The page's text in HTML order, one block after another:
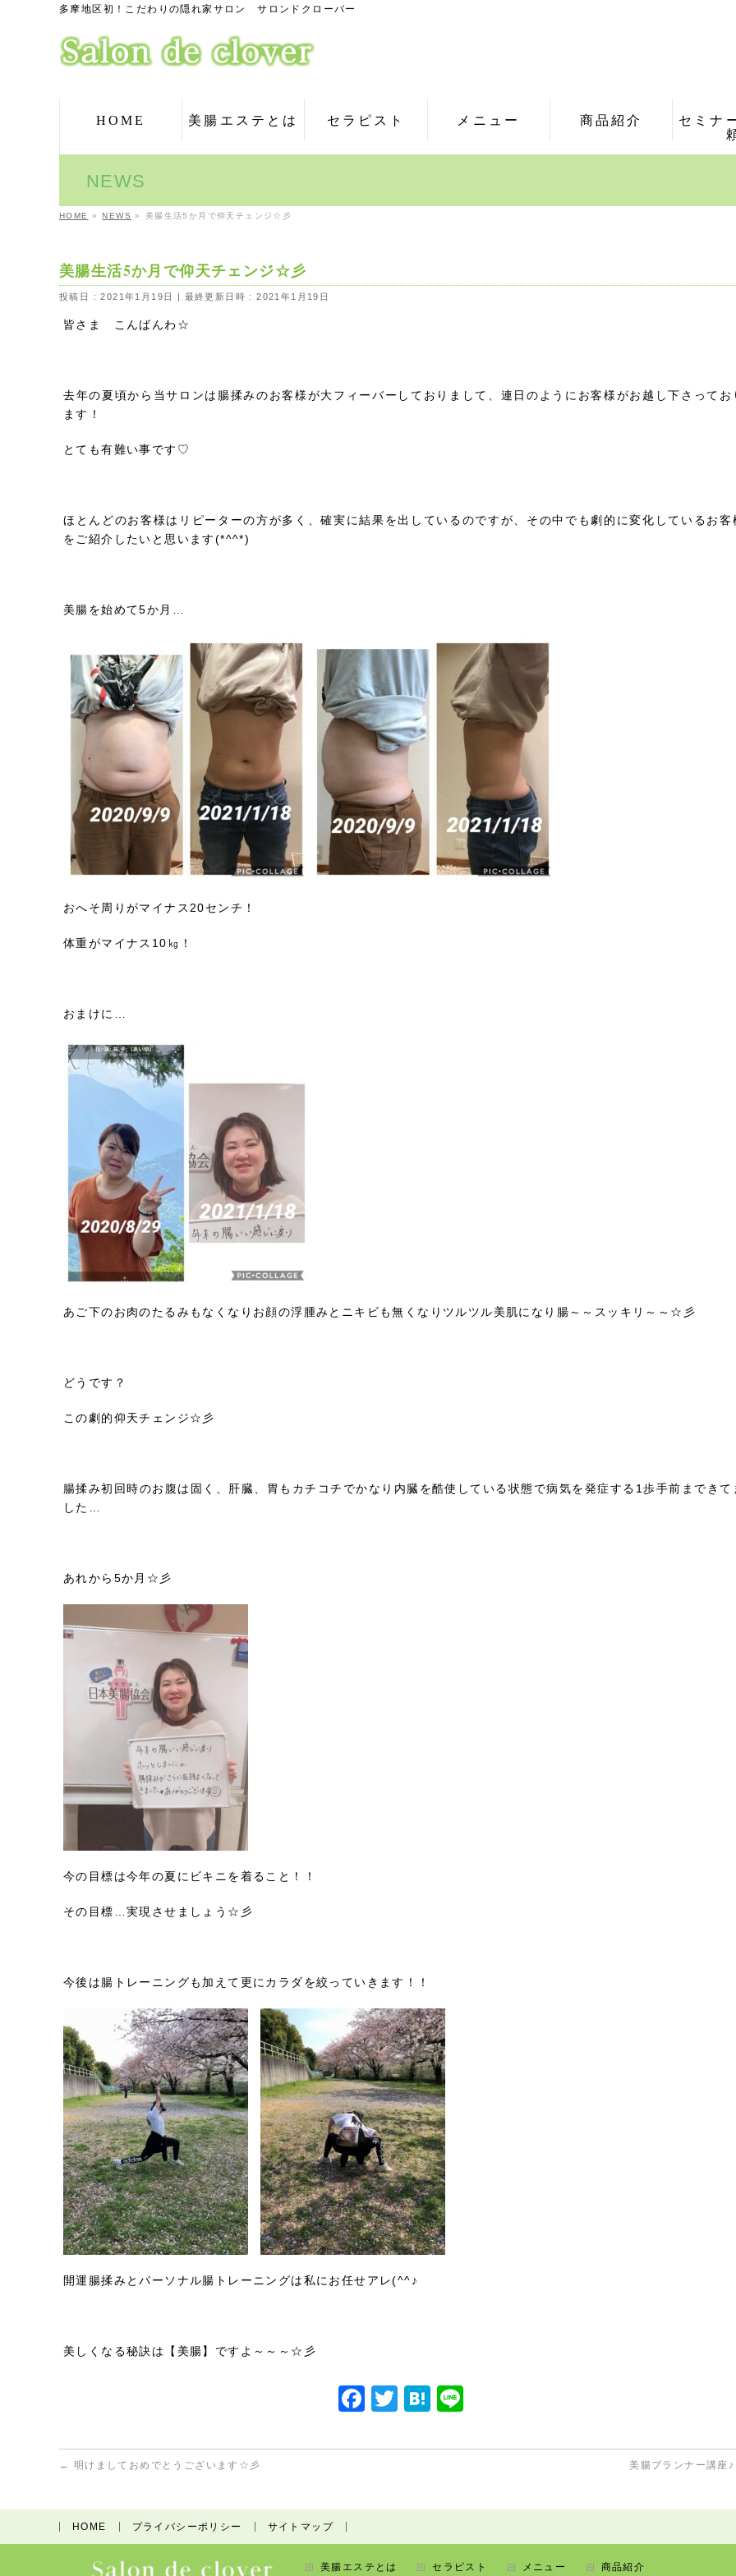
多摩地区初！こだわりの隠れ家サロン サロンドクローバー
HOME 美腸エステとは セラピスト メニュー 商品紹介
セミナ
NEWS
HOME » NEWS » 美腸生活5か月で仰天チェンジ☆彡
美腸生活5か月で仰天チェンジ☆彡
投稿日 : 2021年1月19日 最終更新日時 : 2021年1月19日
皆さま こんばんわ☆
去年の夏頃から当サロンは腸揉みのお客様が大フィーバーしておりまして、連日のようにお客様がお越し下さってお
ます！
とても有難い事です♡
ほとんどのお客様はリピーターの方が多く、確実に結果を出しているのですが、その中でも劇的に変化しているお客
をご紹介したいと思います(*^^*)
美腸を始めて5か月…
おへそ周りがマイナス20センチ！
体重がマイナス10㎏！
おまけに…
あご下のお肉のたるみもなくなりお顔の浮腫みとニキビも無くなりツルツル美肌になり腸～～スッキリ～～☆彡
どうです？
この劇的仰天チェンジ☆彡
腸揉み初回時のお腹は固く、肝臓、胃もカチコチでかなり内臓を酷使している状態で病気を発症する1歩手前まできて
した…
あれから5か月☆彡
今の目標は今年の夏にビキニを着ること！！
その目標…実現させましょう☆彡
今後は腸トレーニングも加えて更にカラダを絞っていきます！！
開運腸揉みとパーソナル腸トレーニングは私にお任せアレ(^^♪
美しくなる秘訣は【美腸】ですよ～～～☆彡
F
c
b
o
T
itt
H
e
a
e
← 明けましておめでとうございます☆彡 美腸プランナー講座
HOME プライバシーポリシー サイトマップ
美腸エステとは セラピスト メニュー 商品紹介